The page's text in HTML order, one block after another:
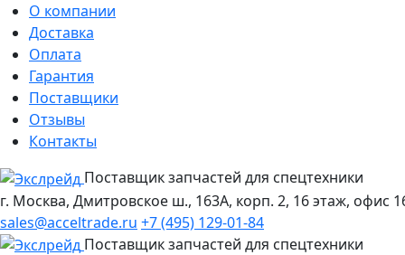
О компании
Доставка
Оплата
Гарантия
Поставщики
Отзывы
Контакты
Поставщик запчастей для спецтехники
г. Москва, Дмитровское ш., 163А, корп. 2, 16 этаж, офис
sales@acceltrade.ru +7 (495) 129-01-84
Поставщик запчастей для спецтехники